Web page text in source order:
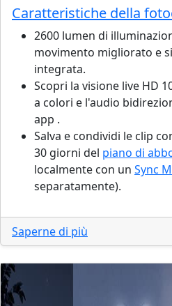
Caratteristiche della
2600 lumen di
movimento migliorato e
integrata.
Scopri la visione live HD
a colori e l'audio
app .
Salva e condividi le clip
30 giorni del piano di
localmente con un Sync
separatamente).
Saperne di più